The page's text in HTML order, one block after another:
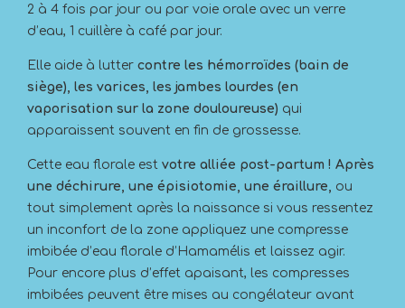
2 à 4 fois par jour ou par voie orale avec un verre
d’eau, 1 cuillère à café par jour.
Elle aide à lutter contre les hémorroïdes (bain de
siège), les varices, les jambes lourdes (en
vaporisation sur la zone douloureuse) qui
apparaissent souvent en fin de grossesse.
Cette eau florale est votre alliée post-partum ! Après
une déchirure, une épisiotomie, une éraillure, ou
tout simplement après la naissance si vous ressentez
un inconfort de la zone appliquez une compresse
imbibée d’eau florale d’Hamamélis et laissez agir.
Pour encore plus d’effet apaisant, les compresses
imbibées peuvent être mises au congélateur avant